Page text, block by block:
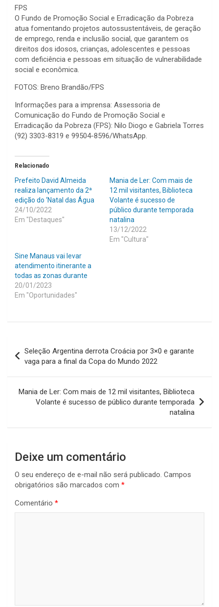
FPS
O Fundo de Promoção Social e Erradicação da Pobreza
atua fomentando projetos autossustentáveis, de geração
de emprego, renda e inclusão social, que garantem os
direitos dos idosos, crianças, adolescentes e pessoas
com deficiência e pessoas em situação de vulnerabilidade
social e econômica.
FOTOS: Breno Brandão/FPS
Informações para a imprensa: Assessoria de
Comunicação do Fundo de Promoção Social e
Erradicação da Pobreza (FPS): Nilo Diogo e Gabriela Torres
(92) 3303-8319 e 99504-8596/WhatsApp.
Relacionado
Prefeito David Almeida
realiza lançamento da 2ª
edição do ‘Natal das Água
24/10/2022
Em "Destaques"
Mania de Ler: Com mais de
12 mil visitantes, Biblioteca
Volante é sucesso de
público durante temporada
natalina
13/12/2022
Em "Cultura"
Sine Manaus vai levar
atendimento itinerante a
todas as zonas durante
20/01/2023
Em "Oportunidades"
de
Post
Seleção Argentina derrota Croácia por 3×0 e garante
vaga para a final da Copa do Mundo 2022
Mania de Ler: Com mais de 12 mil visitantes, Biblioteca
Volante é sucesso de público durante temporada
natalina
Deixe um comentário
O seu endereço de e-mail não será publicado. Campos
obrigatórios são marcados com *
Comentário *